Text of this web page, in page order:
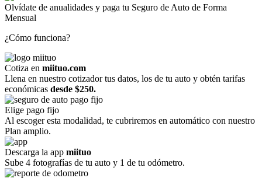
Olvídate de anualidades y paga tu Seguro de Auto de Forma
Mensual
¿Cómo funciona?
Cotiza en miituo.com
Llena en nuestro cotizador tus datos, los de tu auto y obtén tarifas
económicas desde $250.
Elige pago fijo
Al escoger esta modalidad, te cubriremos en automático con nuestro
Plan amplio.
Descarga la app miituo
Sube 4 fotografías de tu auto y 1 de tu odómetro.